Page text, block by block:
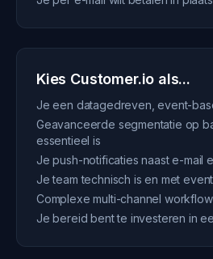
Kies Customer.io als...
Je een datagedreven, event-
Geavanceerde segmentatie op
essentieel is
Je push-notificaties naast e-mail
Je team technisch is en met
Complexe multi-channel
Je bereid bent te investeren in